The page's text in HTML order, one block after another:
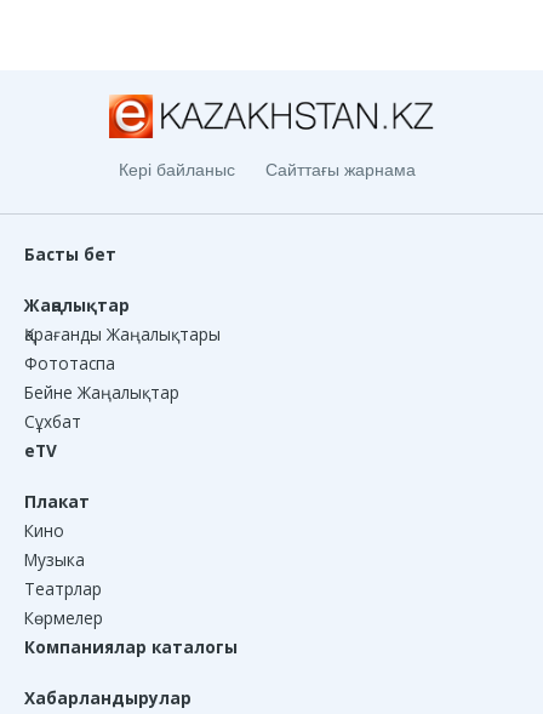
Кері байланыс Сайттағы жарнама
Басты бет
Жаңалықтар
Қарағанды Жаңалықтары
Фототаспа
Бейне Жаңалықтар
Сұхбат
eTV
Плакат
Кино
Музыка
Театрлар
Көрмелер
Компаниялар каталогы
Хабарландырулар